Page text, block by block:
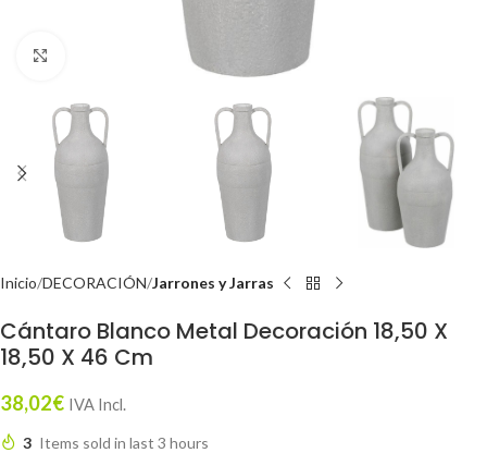
Inicio DECORACIÓN Jarrones y Jarras
Cántaro Blanco Metal Decoración 18,50 X
18,50 X 46 Cm
38,02€ IVA Incl.
3 Items sold in last 3 hours